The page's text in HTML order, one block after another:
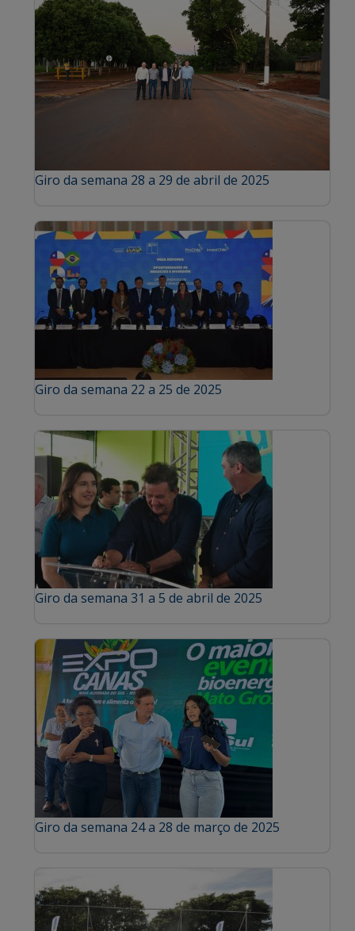
Giro da semana 28 a 29 de abril de 2025
Giro da semana 22 a 25 de 2025
Giro da semana 31 a 5 de abril de 2025
Giro da semana 24 a 28 de março de 2025